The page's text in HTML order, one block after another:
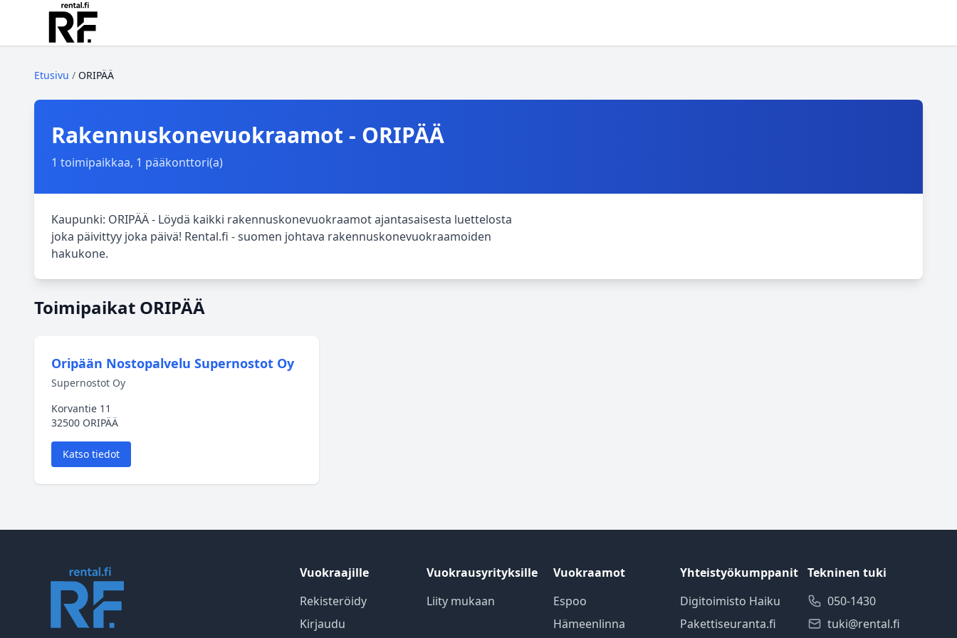
Etusivu / ORIPÄÄ
Rakennuskonevuokraamot - ORIPÄÄ
1 toimipaikkaa, 1 pääkonttori(a)
Kaupunki: ORIPÄÄ - Löydä kaikki rakennuskonevuokraamot ajantasaisesta luettelosta
joka päivittyy joka päivä! Rental.fi - suomen johtava rakennuskonevuokraamoiden
hakukone.
Toimipaikat ORIPÄÄ
Oripään Nostopalvelu Supernostot Oy
Supernostot Oy
Korvantie 11
32500 ORIPÄÄ
Katso tiedot
Vuokraajille
Rekisteröidy
Kirjaudu
Vuokrausyrityksille
Liity mukaan
Vuokraamot
Espoo
Hämeenlinna
Yhteistyökumppanit
Digitoimisto Haiku
Pakettiseuranta.fi
Tekninen tuki
050-1430
tuki@rental.fi